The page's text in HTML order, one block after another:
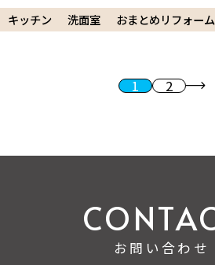
キッチン 洗面室 おまとめリフォーム
1 2 次へ
お問い合わせ